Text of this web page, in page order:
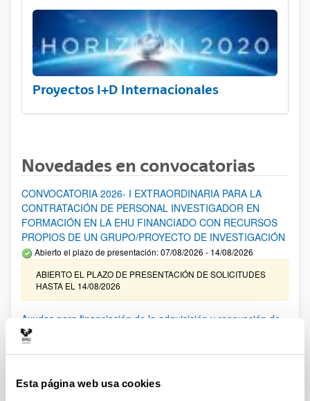
Esta página web usa cookies
Proyectos I+D Internacionales
Novedades en convocatorias
CONVOCATORIA 2026- I EXTRAORDINARIA PARA LA
CONTRATACIÓN DE PERSONAL INVESTIGADOR EN
FORMACIÓN EN LA EHU FINANCIADO CON RECURSOS
PROPIOS DE UN GRUPO/PROYECTO DE INVESTIGACIÓN
Abierto el plazo de presentación: 07/08/2026 - 14/08/2026
ABIERTO EL PLAZO DE PRESENTACIÓN DE SOLICITUDES
HASTA EL 14/08/2026
Ayudas para financiación de la adquisición y renovación de
infraestructura científica y fondos bibliográficos en la
UPV/EHU 2026
25/03/2026: Corrección de errores del listado provisional de